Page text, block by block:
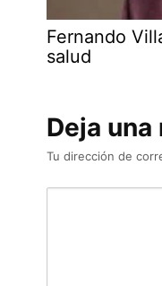
Fernando
salud
Deja
Tu dirección de